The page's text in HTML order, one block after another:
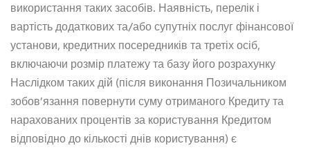
використання таких засобів. Наявність, перелік і
вартість додаткових та/або супутніх послуг фінансової
установи, кредитних посередників та третіх осіб,
включаючи розмір платежу та базу його розрахунку
Наслідком таких дій (після виконання Позичальником
зобов’язання повернути суму отриманого Кредиту та
нарахованих процентів за користування Кредитом
відповідно до кількості днів користування) є